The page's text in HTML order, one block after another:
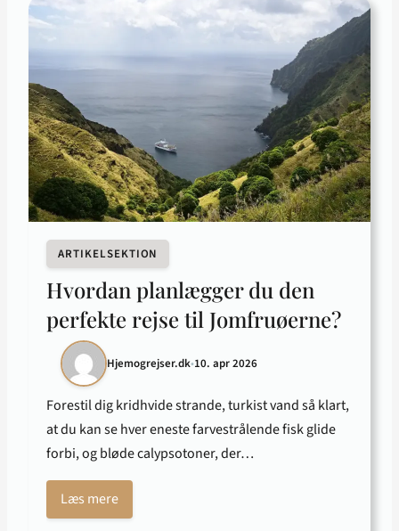
ARTIKELSEKTION
Hvordan planlægger du den
perfekte rejse til Jomfruøerne?
Hjemogrejser.dk•10. apr 2026
Forestil dig kridhvide strande, turkist vand så klart,
at du kan se hver eneste farvestrålende fisk glide
forbi, og bløde calypsotoner, der…
Læs mere